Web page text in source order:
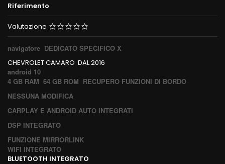
Riferimento
Valutazione
navigatore DEDICATO SPECIFICO X
CHEVROLET CAMARO DAL 2016
android 10
4 GB RAM 64 GB ROM RECUPERO FUNZIONI DI BORDO
NESSUNA MODIFICA
CARPLAY E ANDROID AUTO INTEGRATI
DSP INTEGRATO
FUNZIONE MIRRORLINK
WIFI INTEGRATO
BLUETOOTH INTEGRATO